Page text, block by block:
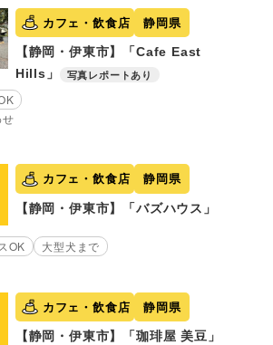
カフェ・飲食店 静岡県
【静岡・伊東市】「Cafe East
Hills」
写真レポートあり
カフェ・飲食店 静岡県
【静岡・伊東市】「バズハウス」
OK 大型犬まで
カフェ・飲食店 静岡県
【静岡・伊東市】「珈琲屋 美豆」